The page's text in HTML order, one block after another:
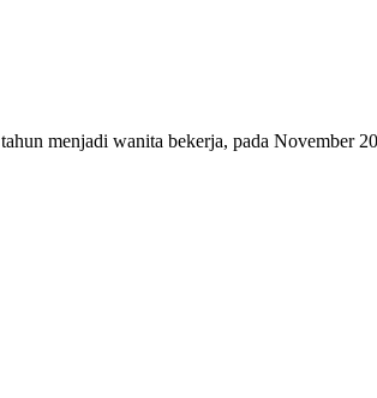
menjadi wanita bekerja, pada November